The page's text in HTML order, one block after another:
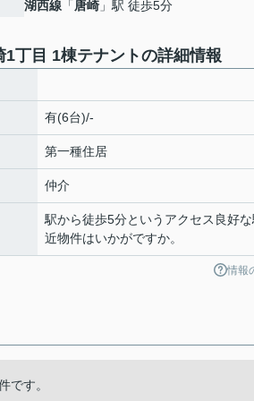
湖西線 「唐崎 」駅 徒歩5分
1丁⽬ 1棟テナントの詳細情報
有(6台)/-
第一種住居
仲介
駅から徒歩5分というアクセス良好な
近物件はいかがですか。
情報
です。